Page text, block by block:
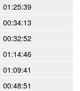
01:25:39
00:34:13
00:32:52
01:14:46
01:09:41
00:48:51